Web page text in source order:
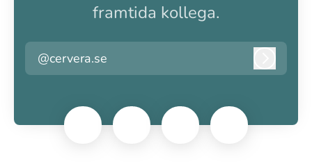
framtida kollega.
@cervera.se